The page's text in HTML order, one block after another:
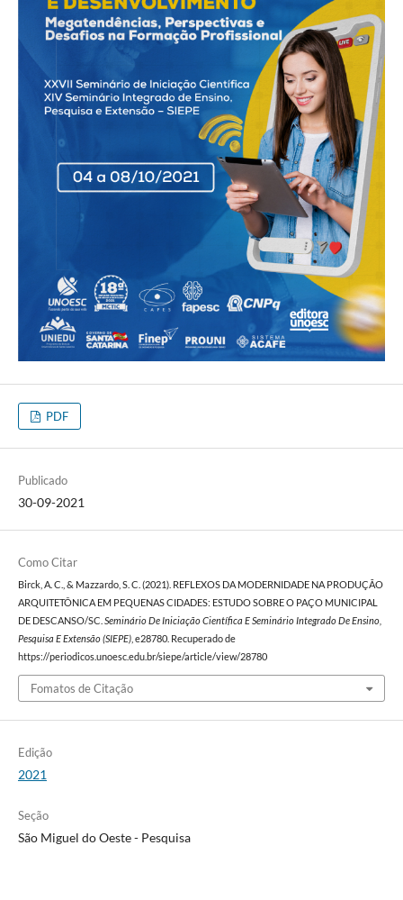
PDF
Publicado
30-09-2021
Como Citar
Birck, A. C., & Mazzardo, S. C. (2021). REFLEXOS DA MODERNIDADE NA PRODUÇÃO
ARQUITETÔNICA EM PEQUENAS CIDADES: ESTUDO SOBRE O PAÇO MUNICIPAL
DE DESCANSO/SC. Seminário De Iniciação Científica E Seminário Integrado De Ensino,
Pesquisa E Extensão (SIEPE), e28780. Recuperado de
https://periodicos.unoesc.edu.br/siepe/article/view/28780
Fomatos de Citação
Edição
2021
Seção
São Miguel do Oeste - Pesquisa